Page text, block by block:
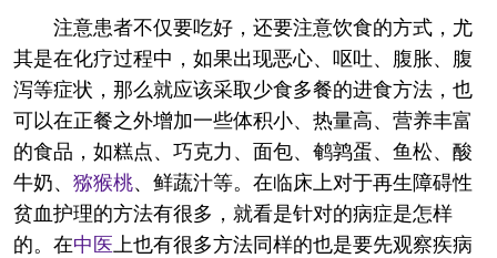
注意患者不仅要吃好，还要注意饮食的方式，尤
其是在化疗过程中，如果出现恶心、呕吐、腹胀、腹
泻等症状，那么就应该采取少食多餐的进食方法，也
可以在正餐之外增加一些体积小、热量高、营养丰富
的食品，如糕点、巧克力、面包、鹌鹑蛋、鱼松、酸
牛奶、 猕猴桃、鲜蔬汁等。在临床上对于再生障碍性
贫血护理的方法有很多，就看是针对的病症是怎样
的。在中医 上也有很多方法同样的也是要先观察疾病